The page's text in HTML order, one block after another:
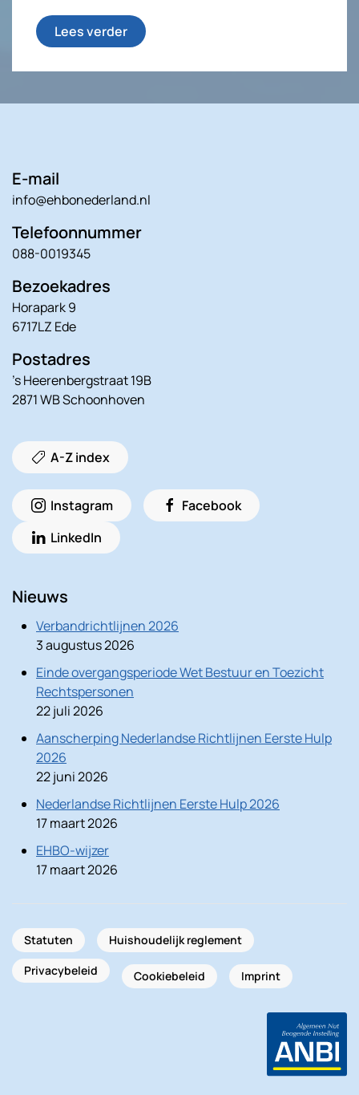
Lees verder
E-mail
info@ehbonederland.nl
Telefoonnummer
088-0019345
Bezoekadres
Horapark 9
6717LZ Ede
Postadres
’s Heerenbergstraat 19B
2871 WB Schoonhoven
A-Z index
Instagram
Facebook
LinkedIn
Nieuws
Verbandrichtlijnen 2026
3 augustus 2026
Einde overgangsperiode Wet Bestuur en Toezicht
Rechtspersonen
22 juli 2026
Aanscherping Nederlandse Richtlijnen Eerste Hulp
2026
22 juni 2026
Nederlandse Richtlijnen Eerste Hulp 2026
17 maart 2026
EHBO-wijzer
17 maart 2026
Statuten
Huishoudelijk reglement
Privacybeleid
Cookiebeleid Imprint